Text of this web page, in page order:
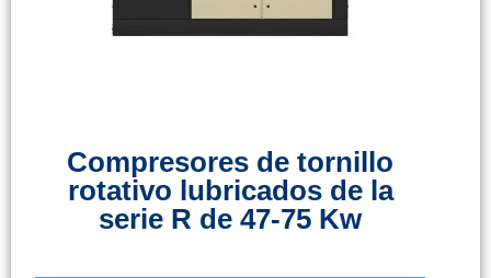
Compresores de tornillo
rotativo lubricados de la
serie R de 47-75 Kw